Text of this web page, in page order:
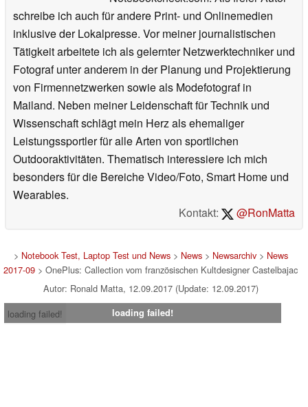
schreibe ich auch für andere Print- und Onlinemedien
inklusive der Lokalpresse. Vor meiner journalistischen
Tätigkeit arbeitete ich als gelernter Netzwerktechniker und
Fotograf unter anderem in der Planung und Projektierung
von Firmennetzwerken sowie als Modefotograf in
Mailand. Neben meiner Leidenschaft für Technik und
Wissenschaft schlägt mein Herz als ehemaliger
Leistungssportler für alle Arten von sportlichen
Outdooraktivitäten. Thematisch interessiere ich mich
besonders für die Bereiche Video/Foto, Smart Home und
Wearables.
Kontakt:
@RonMatta
> Notebook Test, Laptop Test und News> News> Newsarchiv> News
2017-09 > OnePlus: Callection vom französischen Kultdesigner Castelbajac
Autor: Ronald Matta, 12.09.2017 (Update: 12.09.2017)
loading failed!
loading failed!